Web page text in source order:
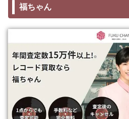
福ちゃん